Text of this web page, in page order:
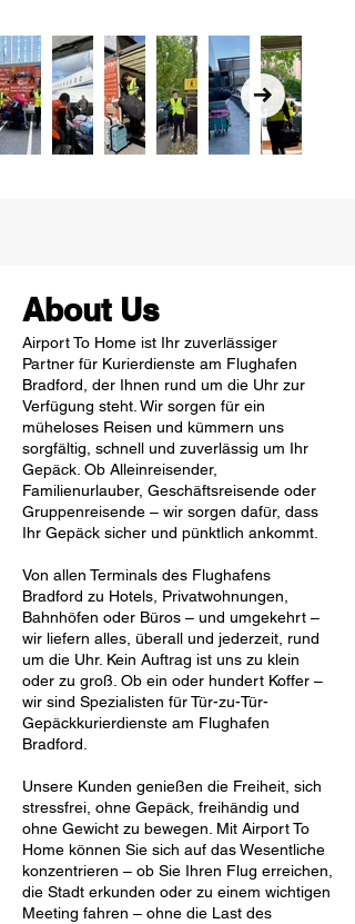
About Us
Airport To Home ist Ihr zuverlässiger
Partner für Kurierdienste am Flughafen
Bradford, der Ihnen rund um die Uhr zur
Verfügung steht. Wir sorgen für ein
müheloses Reisen und kümmern uns
sorgfältig, schnell und zuverlässig um Ihr
Gepäck. Ob Alleinreisender,
Familienurlauber, Geschäftsreisende oder
Gruppenreisende – wir sorgen dafür, dass
Ihr Gepäck sicher und pünktlich ankommt.
Von allen Terminals des Flughafens
Bradford zu Hotels, Privatwohnungen,
Bahnhöfen oder Büros – und umgekehrt –
wir liefern alles, überall und jederzeit, rund
um die Uhr. Kein Auftrag ist uns zu klein
oder zu groß. Ob ein oder hundert Koffer –
wir sind Spezialisten für Tür-zu-Tür-
Gepäckkurierdienste am Flughafen
Bradford.
Unsere Kunden genießen die Freiheit, sich
stressfrei, ohne Gepäck, freihändig und
ohne Gewicht zu bewegen. Mit Airport To
Home können Sie sich auf das Wesentliche
konzentrieren – ob Sie Ihren Flug erreichen,
die Stadt erkunden oder zu einem wichtigen
Meeting fahren – ohne die Last des